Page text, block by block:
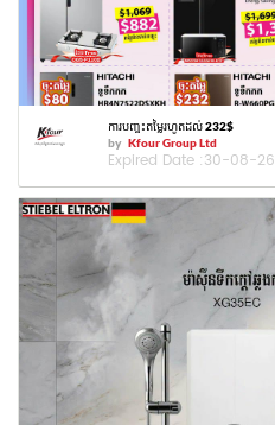
ការបញ្ចុះតម្លៃរហូតដល់ 232$
by Kfour Group Ltd
Expired Date :30-08-26